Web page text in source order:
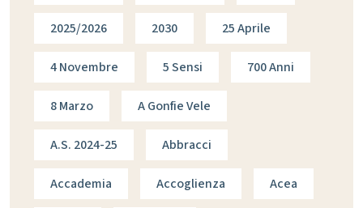
2025/2026 2030 25 Aprile
4 Novembre 5 Sensi 700 Anni
8 Marzo A Gonfie Vele
A.s. 2024-25 Abbracci
Accademia Accoglienza Acea